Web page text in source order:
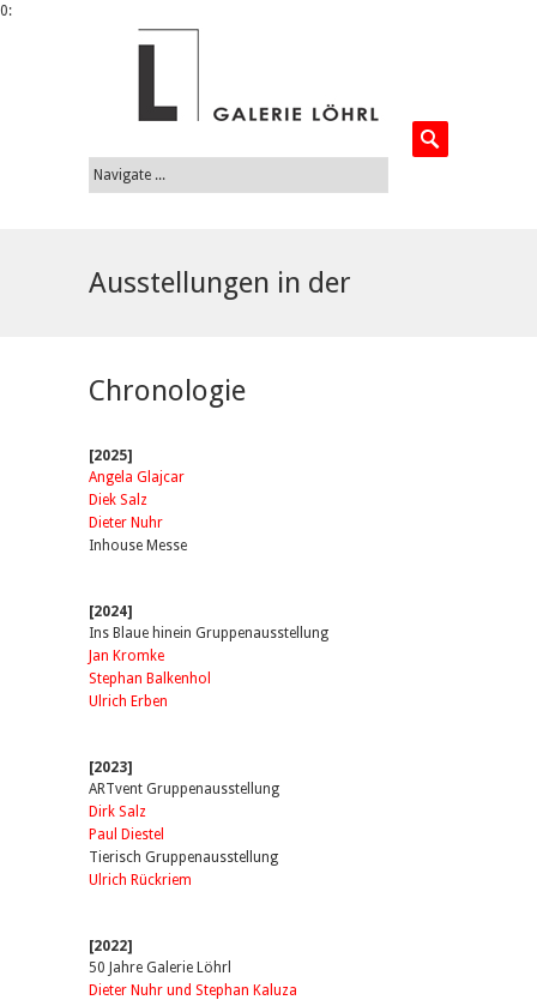
0:
Ausstellungen in der
Chronologie
[2025]
Angela Glajcar
Diek Salz
Dieter Nuhr
Inhouse Messe
[2024]
Ins Blaue hinein Gruppenausstellung
Jan Kromke
Stephan Balkenhol
Ulrich Erben
[2023]
ARTvent Gruppenausstellung
Dirk Salz
Paul Diestel
Tierisch Gruppenausstellung
Ulrich Rückriem
[2022]
50 Jahre Galerie Löhrl
Dieter Nuhr und Stephan Kaluza